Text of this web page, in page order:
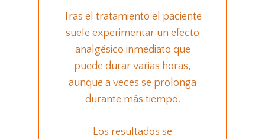
Tras el tratamiento el paciente
suele experimentar un efecto
analgésico inmediato que
puede durar varias horas,
aunque a veces se prolonga
durante más tiempo.
Los resultados se